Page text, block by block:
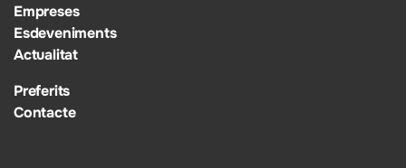
Empreses
Esdeveniments
Actualitat
Preferits
Contacte